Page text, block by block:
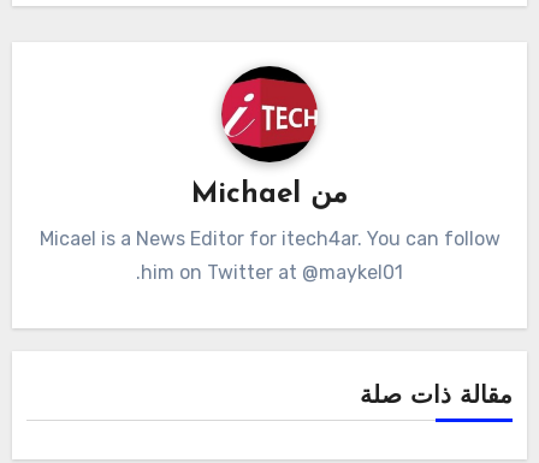
من Michael
Micael is a News Editor for itech4ar. You can follow
him on Twitter at @maykel01.
مقالة ذات صلة